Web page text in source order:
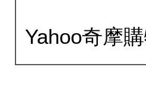
Yahoo奇摩